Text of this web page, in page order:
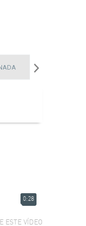
0:28
ESTE VÍDEO